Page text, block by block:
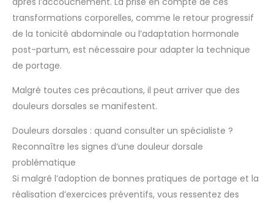
transformations corporelles, comme le retour progressif
de la tonicité abdominale ou l’adaptation hormonale
post-partum, est nécessaire pour adapter la technique
de portage.
Malgré toutes ces précautions, il peut arriver que des
douleurs dorsales se manifestent.
Douleurs dorsales : quand consulter un spécialiste ?
Reconnaître les signes d’une douleur dorsale
problématique
Si malgré l’adoption de bonnes pratiques de portage et la
réalisation d’exercices préventifs, vous ressentez des